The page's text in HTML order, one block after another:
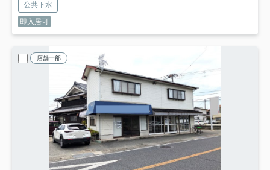
公共下水
即入居可
店舗一部